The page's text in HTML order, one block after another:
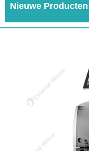
Nieuwe Producten